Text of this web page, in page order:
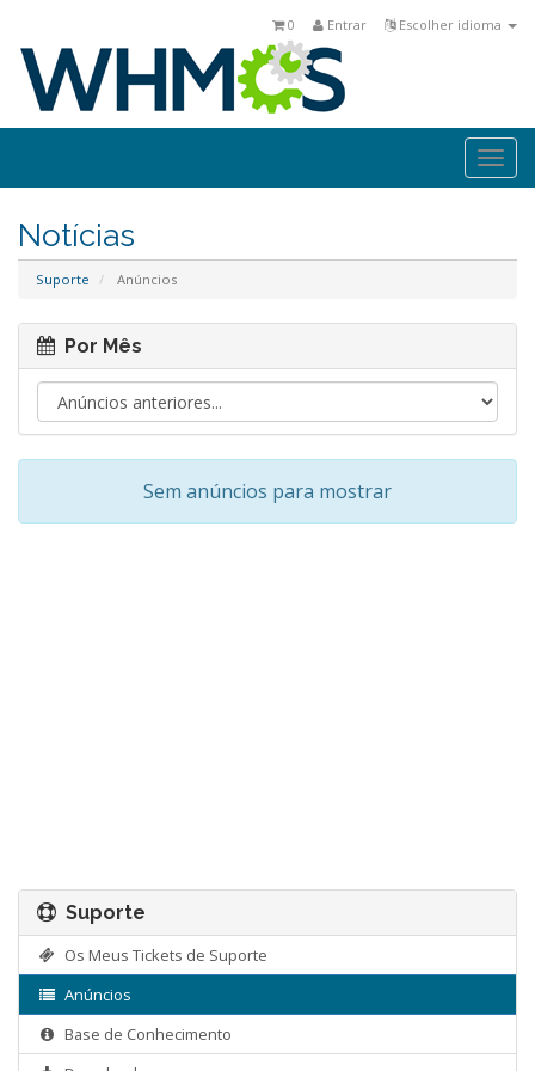
Escolher idioma
Entrar
0
Notícias
Suporte Anúncios
Por Mês
Sem anúncios para mostrar
Suporte
Os Meus Tickets de Suporte
Anúncios
Base de Conhecimento